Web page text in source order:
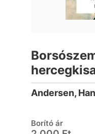
fülemüle
Andersen,
Borító ár